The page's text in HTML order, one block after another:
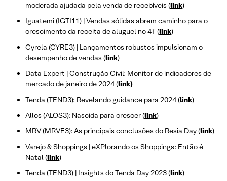
moderada ajudada pela venda de recebíveis (link)
Iguatemi (IGTI11) | Vendas sólidas abrem caminho para o
crescimento da receita de aluguel no 4T (link)
Cyrela (CYRE3) | Lançamentos robustos impulsionam o
desempenho de vendas (link)
Data Expert | Construção Civil: Monitor de indicadores de
mercado de janeiro de 2024 (link)
Tenda (TEND3): Revelando guidance para 2024 (link)
Allos (ALOS3): Nascida para crescer (link)
MRV (MRVE3): As principais conclusões do Resia Day (link)
Varejo & Shoppings | eXPlorando os Shoppings: Então é
Natal (link)
Tenda (TEND3) | Insights do Tenda Day 2023 (link)